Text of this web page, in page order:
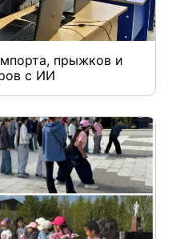
прыжков и
с ИИ